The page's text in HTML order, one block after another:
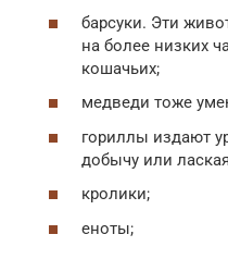
барсуки. Эти
на более низких
кошачьих;
медведи тоже
гориллы издают
добычу или
кролики;
еноты;